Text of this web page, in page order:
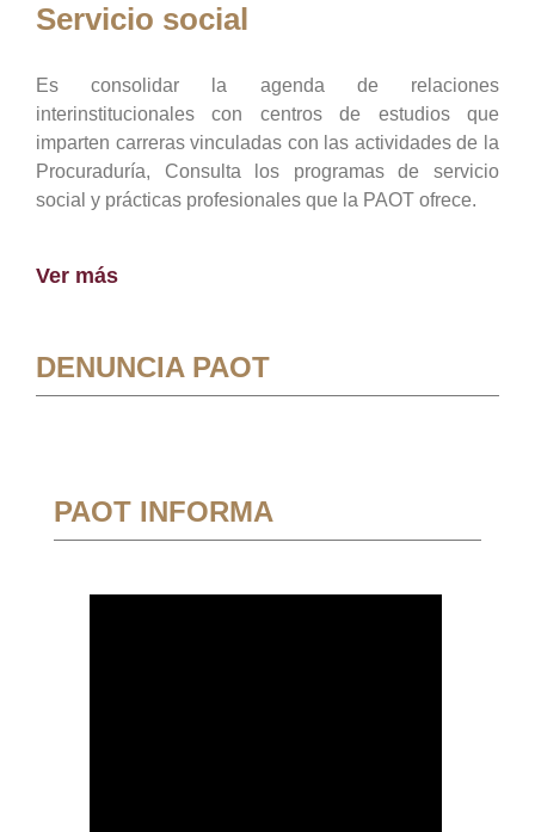
Servicio social
Es consolidar la agenda de relaciones
interinstitucionales con centros de estudios que
imparten carreras vinculadas con las actividades de la
Procuraduría, Consulta los programas de servicio
social y prácticas profesionales que la PAOT ofrece.
Ver más
DENUNCIA PAOT
PAOT INFORMA